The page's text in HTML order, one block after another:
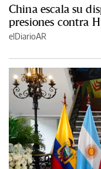
China escala su
presiones contra
elDiarioAR